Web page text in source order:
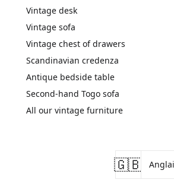
Vintage desk
Vintage sofa
Vintage chest of drawers
Scandinavian credenza
Antique bedside table
Second-hand Togo sofa
All our vintage furniture
🇬🇧